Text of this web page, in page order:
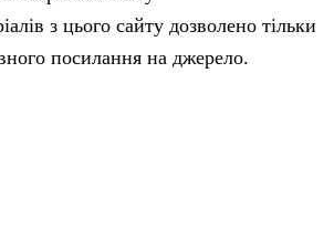
з цього сайту дозволено тільки
посилання на джерело.